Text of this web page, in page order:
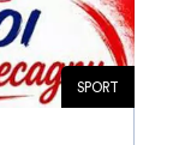
SPORT